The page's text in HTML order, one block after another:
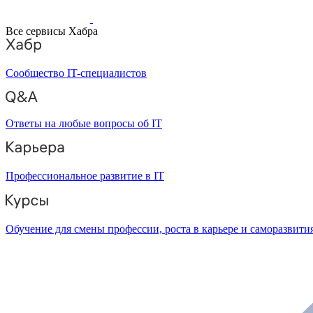
Все сервисы Хабра
Сообщество IT-специалистов
Ответы на любые вопросы об IT
Профессиональное развитие в IT
Обучение для смены профессии, роста в карьере и